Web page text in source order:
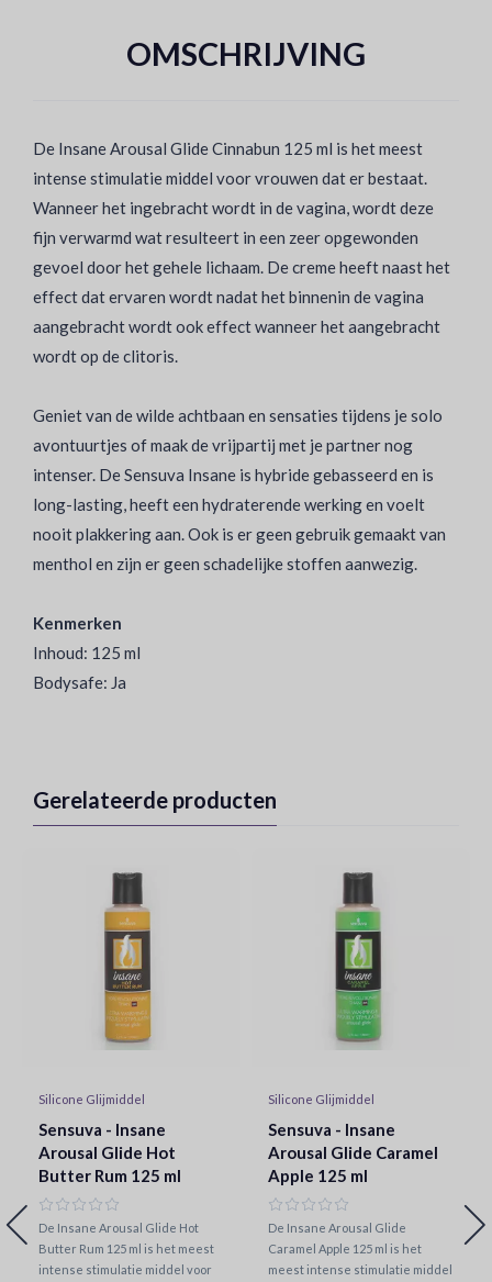
OMSCHRIJVING
De Insane Arousal Glide Cinnabun 125 ml is het meest
intense stimulatie middel voor vrouwen dat er bestaat.
Wanneer het ingebracht wordt in de vagina, wordt deze
fijn verwarmd wat resulteert in een zeer opgewonden
gevoel door het gehele lichaam. De creme heeft naast het
effect dat ervaren wordt nadat het binnenin de vagina
aangebracht wordt ook effect wanneer het aangebracht
wordt op de clitoris.
Geniet van de wilde achtbaan en sensaties tijdens je solo
avontuurtjes of maak de vrijpartij met je partner nog
intenser. De Sensuva Insane is hybride gebasseerd en is
long-lasting, heeft een hydraterende werking en voelt
nooit plakkering aan. Ook is er geen gebruik gemaakt van
menthol en zijn er geen schadelijke stoffen aanwezig.
Kenmerken
Inhoud: 125 ml
Bodysafe: Ja
Gerelateerde producten
Silicone Glijmiddel
Sensuva - Insane
Arousal Glide Hot
Butter Rum 125 ml
De Insane Arousal Glide Hot
Butter Rum 125 ml is het meest
intense stimulatie middel voor
Silicone Glijmiddel
Sensuva - Insane
Arousal Glide Caramel
Apple 125 ml
De Insane Arousal Glide
Caramel Apple 125 ml is het
meest intense stimulatie middel